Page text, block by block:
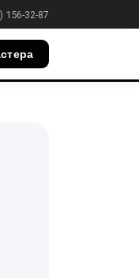
156-32-87